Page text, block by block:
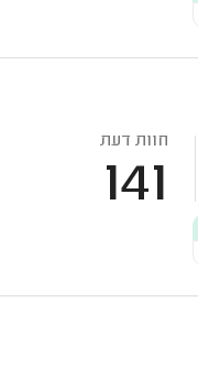
חוות דעת
141